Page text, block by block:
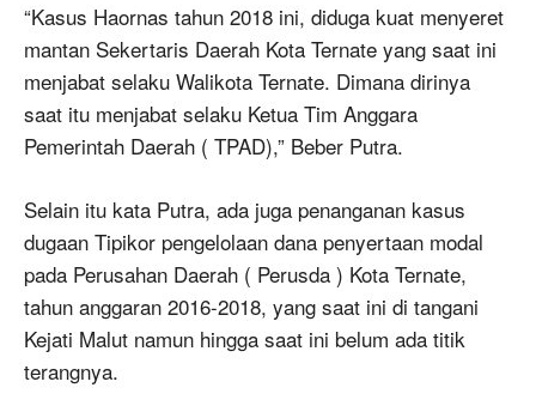
“Kasus Haornas tahun 2018 ini, diduga kuat menyeret
mantan Sekertaris Daerah Kota Ternate yang saat ini
menjabat selaku Walikota Ternate. Dimana dirinya
saat itu menjabat selaku Ketua Tim Anggara
Pemerintah Daerah ( TPAD),” Beber Putra.
Selain itu kata Putra, ada juga penanganan kasus
dugaan Tipikor pengelolaan dana penyertaan modal
pada Perusahan Daerah ( Perusda ) Kota Ternate,
tahun anggaran 2016-2018, yang saat ini di tangani
Kejati Malut namun hingga saat ini belum ada titik
terangnya.